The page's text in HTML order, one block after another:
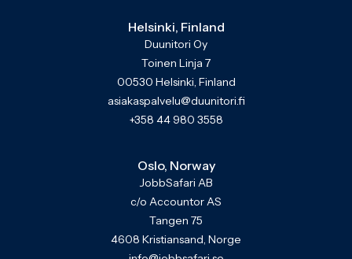
Helsinki, Finland
Duunitori Oy
Toinen Linja 7
00530 Helsinki, Finland
asiakaspalvelu@duunitori.fi
+358 44 980 3558
Oslo, Norway
JobbSafari AB
c/o Accountor AS
Tangen 75
4608 Kristiansand, Norge